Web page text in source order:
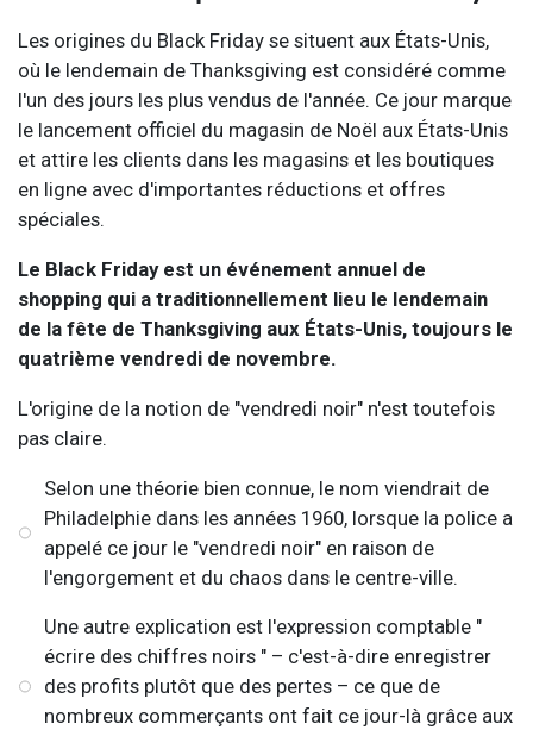
Les origines du Black Friday se situent aux États-Unis,
où le lendemain de Thanksgiving est considéré comme
l'un des jours les plus vendus de l'année. Ce jour marque
le lancement officiel du magasin de Noël aux États-Unis
et attire les clients dans les magasins et les boutiques
en ligne avec d'importantes réductions et offres
spéciales.
Le Black Friday est un événement annuel de
shopping qui a traditionnellement lieu le lendemain
de la fête de Thanksgiving aux États-Unis, toujours le
quatrième vendredi de novembre.
L'origine de la notion de "vendredi noir" n'est toutefois
pas claire.
Selon une théorie bien connue, le nom viendrait de
Philadelphie dans les années 1960, lorsque la police a
appelé ce jour le "vendredi noir" en raison de
l'engorgement et du chaos dans le centre-ville.
Une autre explication est l'expression comptable "
écrire des chiffres noirs " – c'est-à-dire enregistrer
des profits plutôt que des pertes – ce que de
nombreux commerçants ont fait ce jour-là grâce aux